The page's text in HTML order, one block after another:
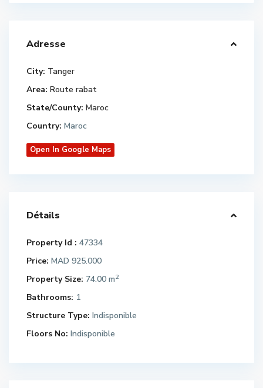
Adresse
City: Tanger
Area: Route rabat
State/County: Maroc
Country: Maroc
Open In Google Maps
Détails
Property Id : 47334
Price: MAD 925.000
Property Size: 74.00 m2
Bathrooms: 1
Structure Type: Indisponible
Floors No: Indisponible